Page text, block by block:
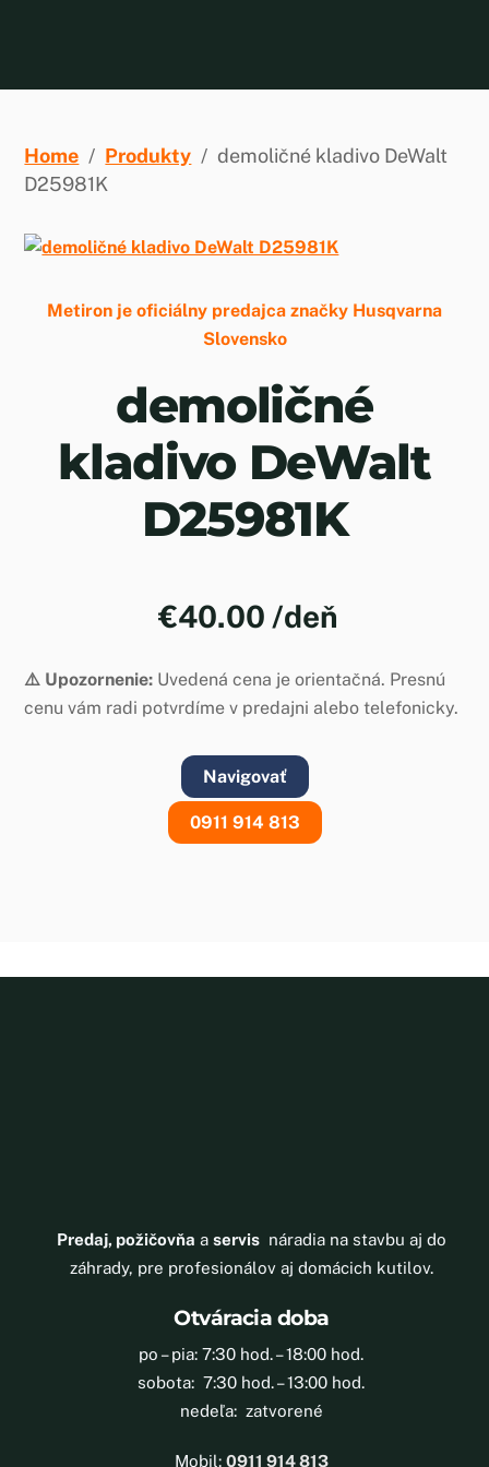
Home / Produkty / demoličné kladivo DeWalt
D25981K
Metiron je oficiálny predajca značky Husqvarna
Slovensko
demoličné
kladivo DeWalt
D25981K
€40.00 /deň
⚠️ Upozornenie: Uvedená cena je orientačná. Presnú
cenu vám radi potvrdíme v predajni alebo telefonicky.
Navigovať
0911 914 813
Predaj, požičovňa a servisnáradia na stavbu aj do
záhrady, pre profesionálov aj domácich kutilov.
Otváracia doba
po – pia: 7:30 hod. – 18:00 hod.
sobota: 7:30 hod. – 13:00 hod.
nedeľa: zatvorené
Mobil: 0911 914 813